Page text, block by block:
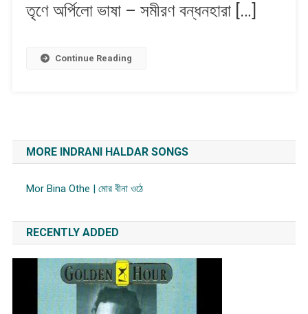
তৃণে অর্পিলো ভাষা – সমীরণ বন্ধনহারা […]
Continue Reading
MORE INDRANI HALDAR SONGS
Mor Bina Othe | মোর বীনা ওঠে
RECENTLY ADDED